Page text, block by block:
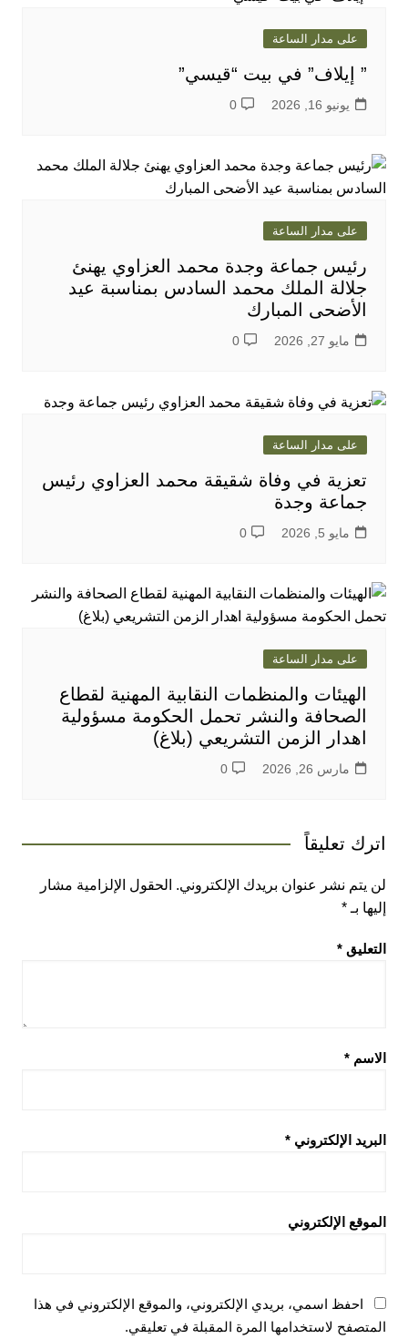
على مدار الساعة
” إيلاف” في بيت “قيسي”
يونيو 16, 2026 0
على مدار الساعة
رئيس جماعة وجدة محمد العزاوي يهنئ
جلالة الملك محمد السادس بمناسبة عيد
الأضحى المبارك
مايو 27, 2026 0
على مدار الساعة
تعزية في وفاة شقيقة محمد العزاوي رئيس
جماعة وجدة
مايو 5, 2026 0
على مدار الساعة
الهيئات والمنظمات النقابية المهنية لقطاع
الصحافة والنشر تحمل الحكومة مسؤولية
اهدار الزمن التشريعي (بلاغ)
مارس 26, 2026 0
اترك تعليقاً
لن يتم نشر عنوان بريدك الإلكتروني. الحقول الإلزامية مشار
إليها بـ *
التعليق *
الاسم *
البريد الإلكتروني *
الموقع الإلكتروني
احفظ اسمي، بريدي الإلكتروني، والموقع الإلكتروني في هذا
المتصفح لاستخدامها المرة المقبلة في تعليقي.